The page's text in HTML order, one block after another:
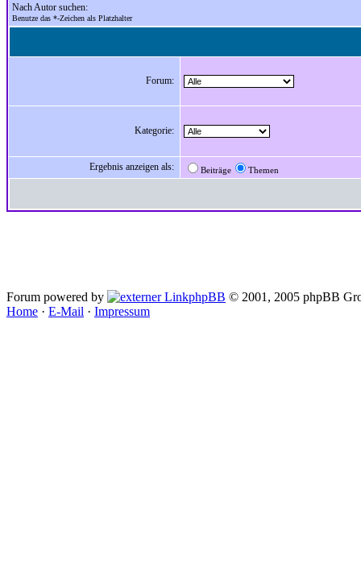
Nach Autor suchen:
Benutze das *-Zeichen als Platzhalter
Forum:
Kategorie:
Ergebnis anzeigen als: Beiträge Themen
Forum powered by phpBB © 2001, 2005 phpBB
Home · E-Mail · Impressum